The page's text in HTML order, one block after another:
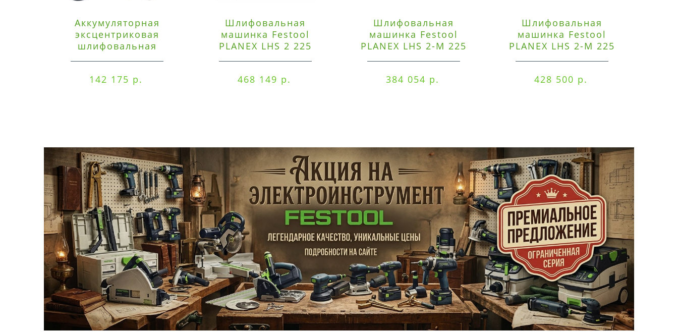
Аккумуляторная
эксцентриковая
шлифовальная
142 175 р.
Шлифовальная
машинка Festool
PLANEX LHS 2 225
468 149 р.
Шлифовальная
машинка Festool
PLANEX LHS 2-M 225
384 054 р.
Шлифовальная
машинка Festool
PLANEX LHS 2-M 225
428 500 р.